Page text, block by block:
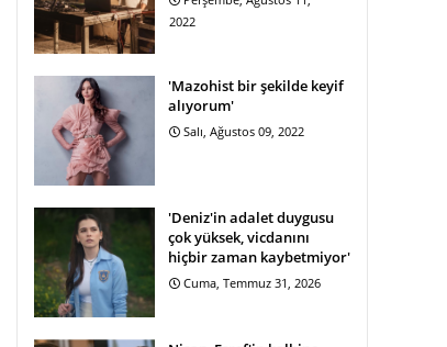
2022
'Mazohist bir şekilde keyif
alıyorum'
Salı, Ağustos 09, 2022
'Deniz'in adalet duygusu
çok yüksek, vicdanını
hiçbir zaman kaybetmiyor'
Cuma, Temmuz 31, 2026